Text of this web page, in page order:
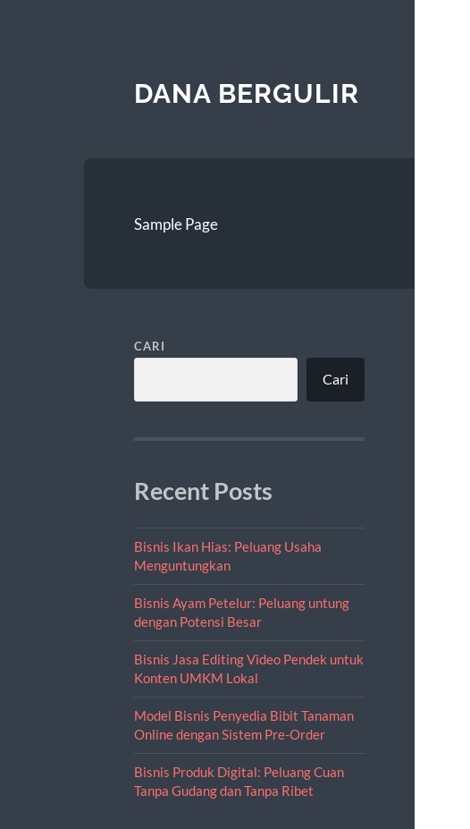
DANA BERGULIR
Sample Page
CARI
Cari
Recent Posts
Bisnis Ikan Hias: Peluang Usaha
Menguntungkan
Bisnis Ayam Petelur: Peluang untung
dengan Potensi Besar
Bisnis Jasa Editing Video Pendek untuk
Konten UMKM Lokal
Model Bisnis Penyedia Bibit Tanaman
Online dengan Sistem Pre-Order
Bisnis Produk Digital: Peluang Cuan
Tanpa Gudang dan Tanpa Ribet